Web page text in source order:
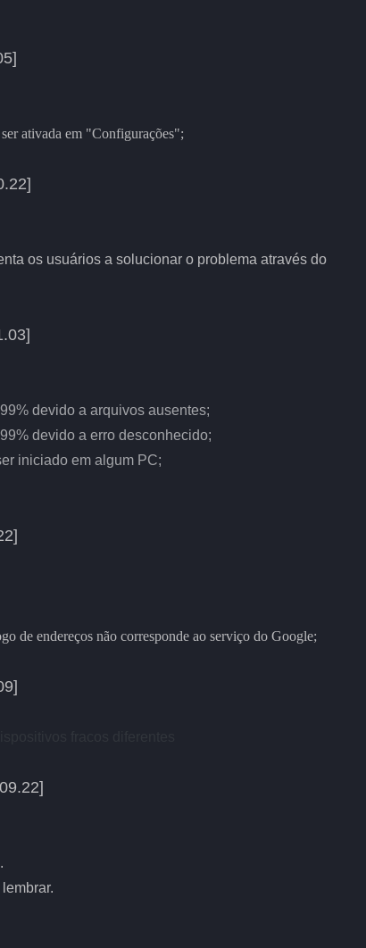
ativada em "Configurações";
os usuários a solucionar o problema através do
devido a arquivos ausentes;
devido a erro desconhecido;
iniciado em algum PC;
de endereços não corresponde ao serviço do Google;